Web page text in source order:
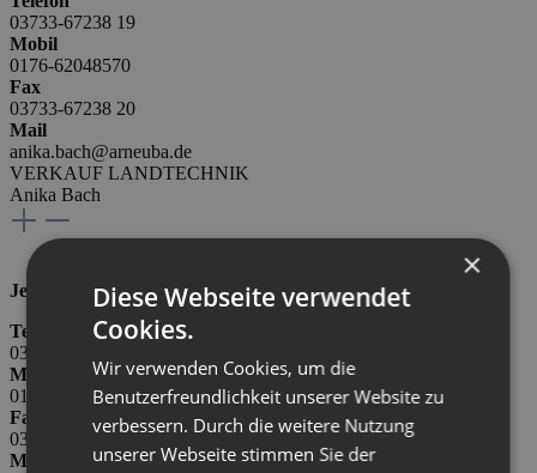
03733-67238 19
Mobil
0176-62048570
Fax
03733-67238 20
Mail
anika.bach@arneuba.de
VERKAUF LANDTECHNIK
Anika Bach
Jetzt kontaktieren
Telefon
03733-67230 0
Mobil
0171-6841865
Fax
03733-67238 20
Mail
×
Diese Webseite verwendet
Cookies.
Wir verwenden Cookies, um die
Benutzerfreundlichkeit unserer Website zu
verbessern. Durch die weitere Nutzung
unserer Webseite stimmen Sie der